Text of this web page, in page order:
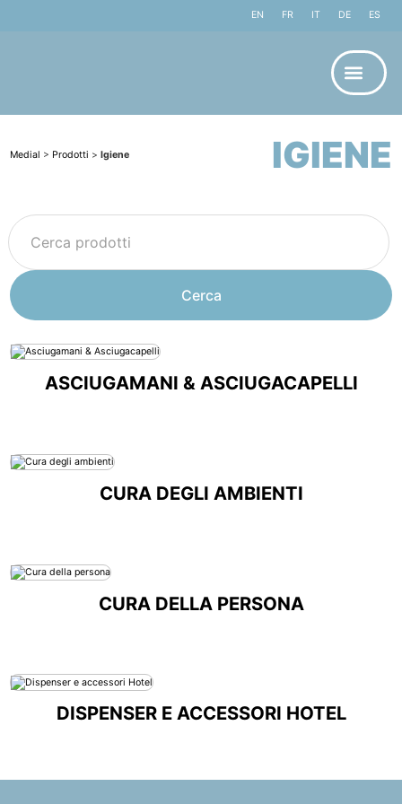
EN FR IT DE ES
Medial > Prodotti >Igiene IGIENE
ASCIUGAMANI & ASCIUGACAPELLI
CURA DEGLI AMBIENTI
CURA DELLA PERSONA
DISPENSER E ACCESSORI HOTEL